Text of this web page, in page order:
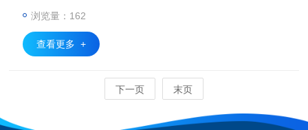
浏览量：162
查看更多 +
下一页 末页